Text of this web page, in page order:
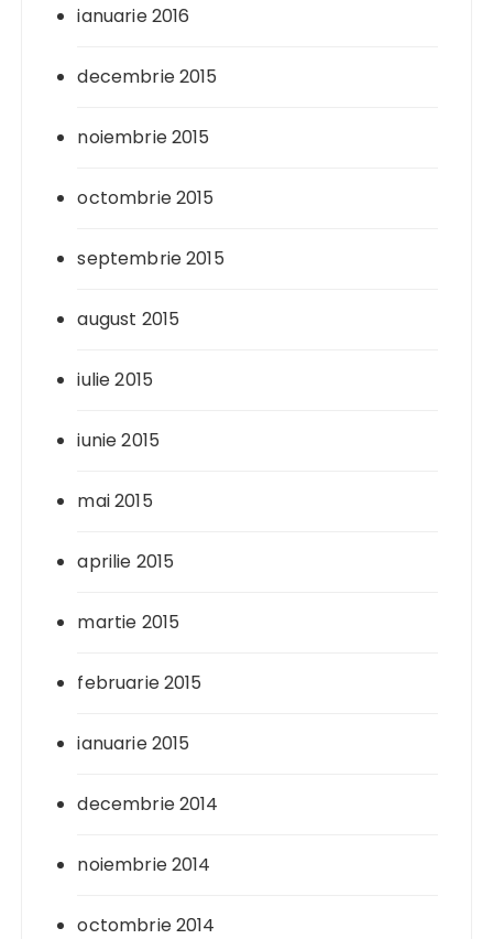
ianuarie 2016
decembrie 2015
noiembrie 2015
octombrie 2015
septembrie 2015
august 2015
iulie 2015
iunie 2015
mai 2015
aprilie 2015
martie 2015
februarie 2015
ianuarie 2015
decembrie 2014
noiembrie 2014
octombrie 2014